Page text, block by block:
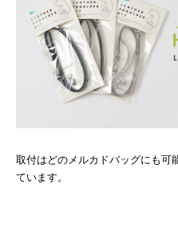
取付はどのメルカドバッグにも可
ています。